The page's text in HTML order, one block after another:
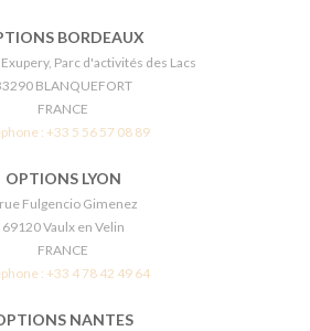
BORDEAUX
Parc d'activités des Lacs
BLANQUEFORT
FRANCE
:+33 5 56 57 08 89
OPTIONS LYON
Fulgencio Gimenez
69120 Vaulx en Velin
FRANCE
:+33 4 78 42 49 64
NANTES